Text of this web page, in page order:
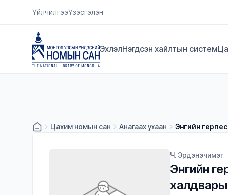
ҮйлчилгээҮзэсгэлэн
ЭхлэлНэгдсэн хайлтын систем
Цахим номын сан Анагаах ухаан Энгийн
Ч. Эрдэнэчимэг
Энгийн